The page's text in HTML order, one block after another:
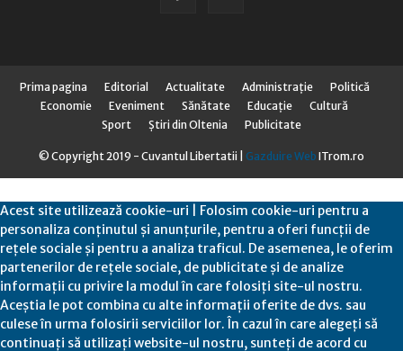
Prima pagina Editorial Actualitate Administraţie
Politică
Economie
Eveniment Sănătate Educaţie
Cultură
Sport
Știri din Oltenia Publicitate
© Copyright 2019 - Cuvantul Libertatii | Gazduire Web ITrom.ro
Acest site utilizează cookie-uri | Folosim cookie-uri pentru a
personaliza conținutul și anunțurile, pentru a oferi funcții de
rețele sociale și pentru a analiza traficul. De asemenea, le oferim
partenerilor de rețele sociale, de publicitate și de analize
informații cu privire la modul în care folosiți site-ul nostru.
Aceștia le pot combina cu alte informații oferite de dvs. sau
culese în urma folosirii serviciilor lor. În cazul în care alegeți să
continuați să utilizați website-ul nostru, sunteți de acord cu